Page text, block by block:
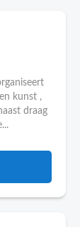
kunst ,
draag